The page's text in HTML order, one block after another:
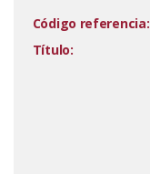
Código referencia:
Título: